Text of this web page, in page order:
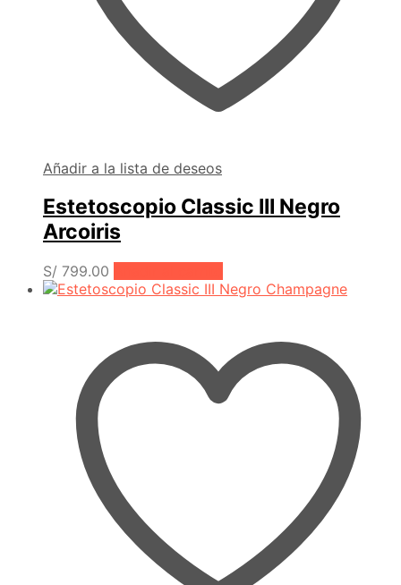
Añadir a la lista de deseos
Estetoscopio Classic III Negro
Arcoiris
S/ 799.00